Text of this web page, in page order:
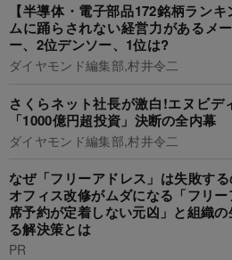
【半導体・電子部品172銘柄ラン
ムに踊らされない経営力があるメ
ー、2位デンソー、1位は?
ダイヤモンド編集部,村井令二
さくらネット社長が激白!エヌビデ
「1000億円超投資」決断の全内幕
ダイヤモンド編集部,村井令二
なぜ「フリーアドレス」は失敗す
オフィス改修がムダになる「フリ
席予約が定着しない元凶」と組織
る解決策とは
PR